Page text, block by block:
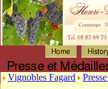
Vignobles Fagard